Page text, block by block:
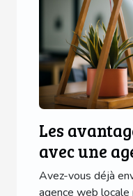
Les
avec une
Loire
Avez-vous déjà
agence web